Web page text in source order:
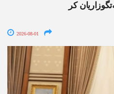
کر
2026-08-01